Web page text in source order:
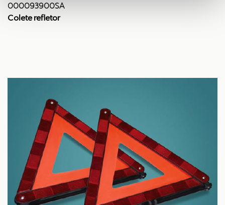
000093900SA
Colete refletor